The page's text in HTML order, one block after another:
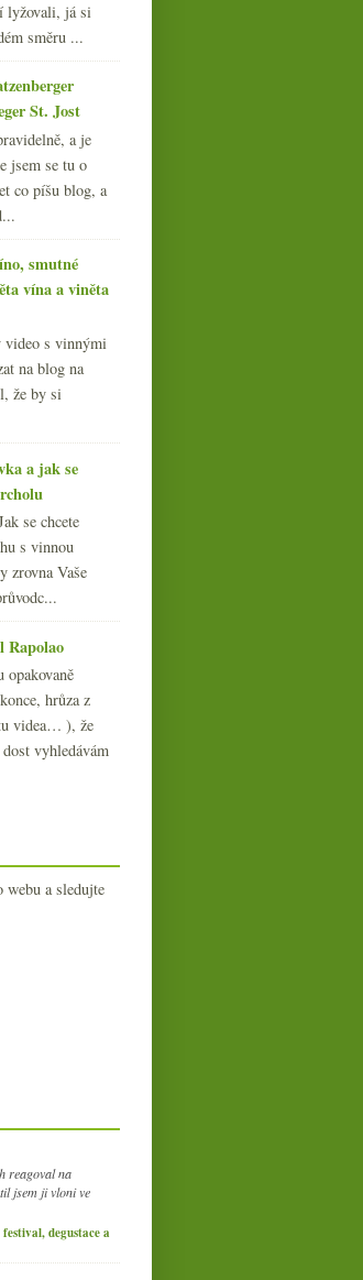
lyžovali, já si
směru ...
St. Jost
a je
jsem se tu o
co píšu blog, a
smutné
vína a viněta
video s vinnými
na blog na
že by si
a jak se
se chcete
s vinnou
zrovna Vaše
Rapolao
opakovaně
hrůza z
videa… ), že
vyhledávám
webu a sledujte
reagoval na
jsem ji vloni ve
degustace a